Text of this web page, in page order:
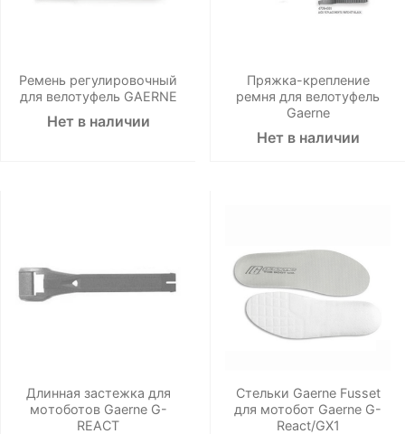
Ремень регулировочный
для велотуфель GAERNE
Нет в наличии
Пряжка-крепление
ремня для велотуфель
Gaerne
Нет в наличии
Длинная застежка для
мoтоботов Gaerne G-
REACT
Стельки Gaerne Fusset
для мотобот Gaerne G-
React/GX1